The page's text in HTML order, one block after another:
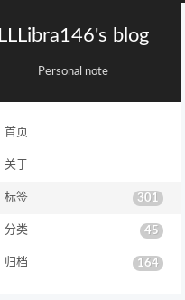
LLLibra146's blog
Personal note
首页
关于
标签 301
分类 45
归档 164